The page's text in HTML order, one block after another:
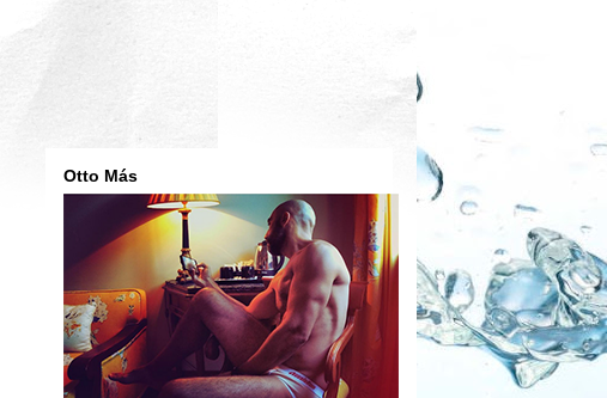
Otto Más